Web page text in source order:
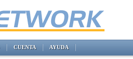
CUENTA AYUDA